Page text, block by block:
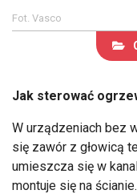
Fot. Vasco
Jak sterować
W urządzeniach bez
się zawór z głowicą
umieszcza się w
montuje się na